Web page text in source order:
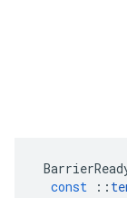
const
::